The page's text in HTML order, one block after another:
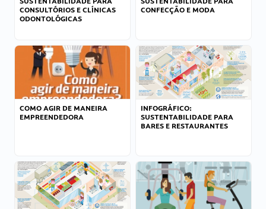
CONSULTÓRIOS E CLÍNICAS
ODONTOLÓGICAS
CONFECÇÃO E MODA
COMO AGIR DE MANEIRA
EMPREENDEDORA
INFOGRÁFICO:
SUSTENTABILIDADE PARA
BARES E RESTAURANTES